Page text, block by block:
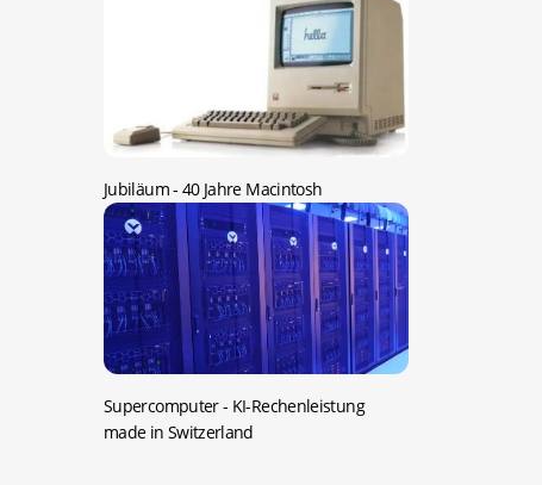
Jubiläum - 40 Jahre Macintosh
Supercomputer - KI-Rechenleistung
made in Switzerland